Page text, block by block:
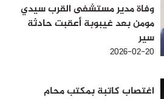
وفاة مدير مستشفى القرب سيدي
مومن بعد غيبوبة أعقبت حادثة
سير
2026-02-20
اغتصاب كاتبة بمكتب محام